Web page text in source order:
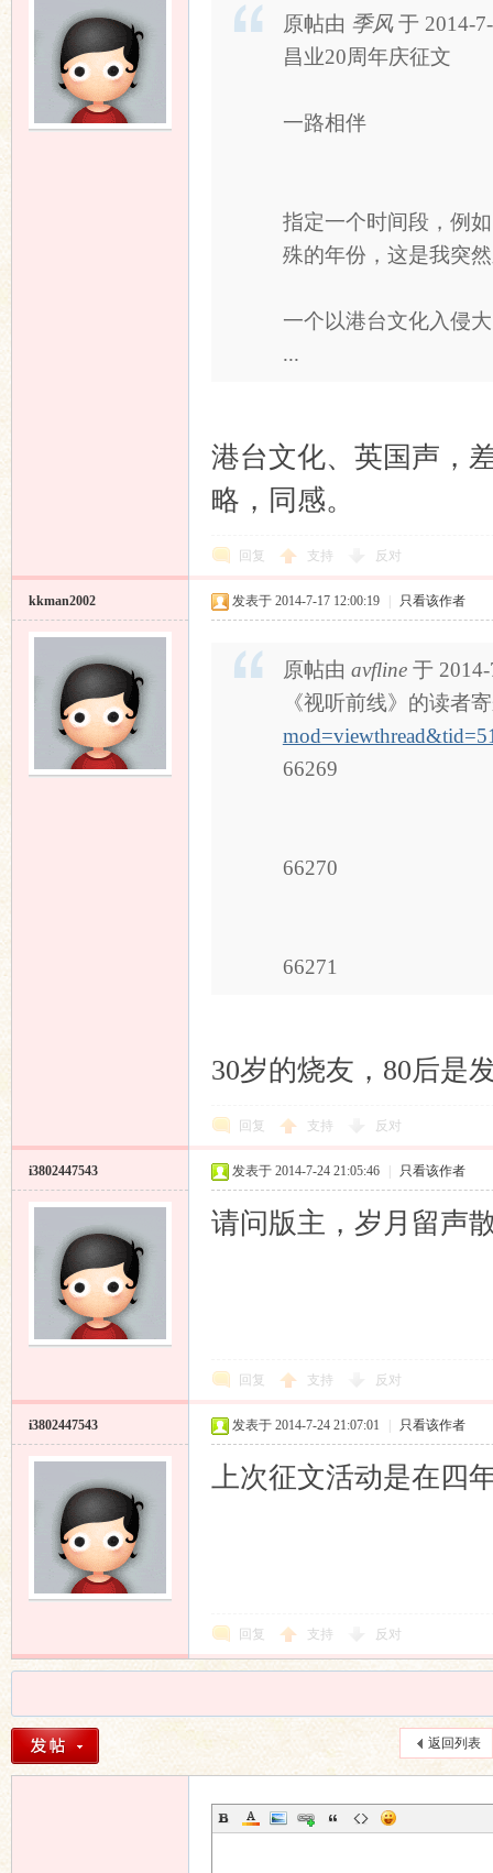
原帖由 季风于 2014-
昌业20周年庆征文
一路相伴
指定一个时间段，例
殊的年份，这是我突
一个以港台文化入侵
...
港台文化、英国声，
略，同感。
回复 支持 反对
kkman2002 发表于 2014-7-17 12:00:19 只看该作者
原帖由 avfline于
《视听前线》的读者
66269
66270
66271
30岁的烧友，80后是
回复 支持 反对
i3802447543 发表于 2014-7-24 21:05:46 只看该作者
请问版主，岁月留声
回复 支持 反对
i3802447543 发表于 2014-7-24 21:07:01 只看该作者
上次征文活动是在四
回复 支持 反对
返回列表